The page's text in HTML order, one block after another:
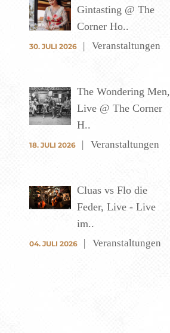
Gintasting @ The
Corner Ho..
30. JULI 2026 Veranstaltungen
The Wondering Men,
Live @ The Corner
H..
18. JULI 2026 Veranstaltungen
Cluas vs Flo die
Feder, Live - Live
im..
04. JULI 2026 Veranstaltungen